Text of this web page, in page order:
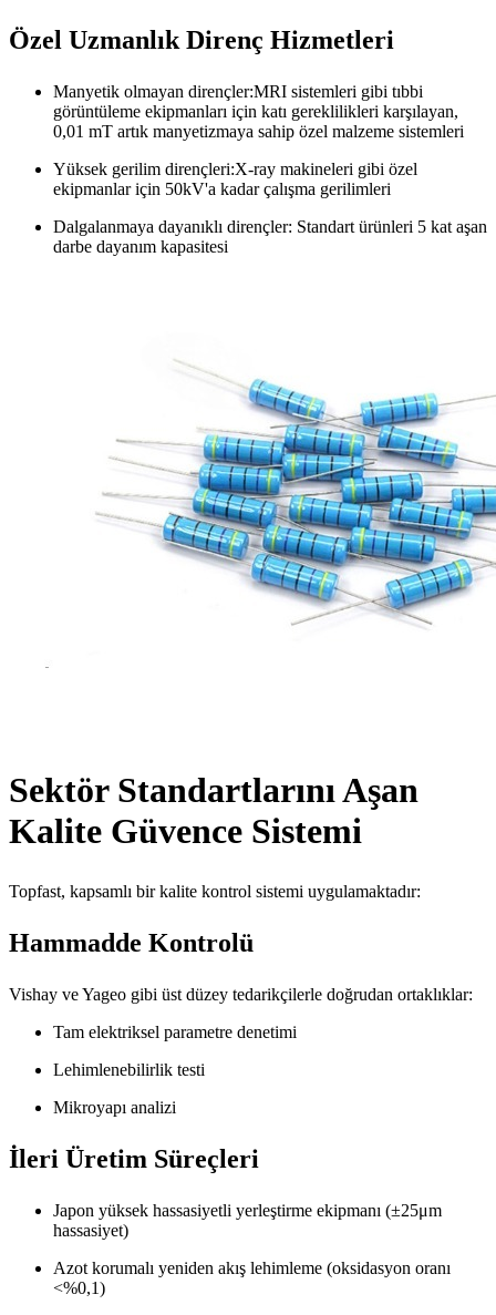
Özel Uzmanlık Direnç Hizmetleri
Manyetik olmayan dirençler:MRI sistemleri gibi tıbbi
görüntüleme ekipmanları için katı gereklilikleri karşılayan,
0,01 mT artık manyetizmaya sahip özel malzeme sistemleri
Yüksek gerilim dirençleri:X-ray makineleri gibi özel
ekipmanlar için 50kV'a kadar çalışma gerilimleri
Dalgalanmaya dayanıklı dirençler: Standart ürünleri 5 kat aşan
darbe dayanım kapasitesi
Sektör Standartlarını Aşan
Kalite Güvence Sistemi
Topfast, kapsamlı bir kalite kontrol sistemi uygulamaktadır:
Hammadde Kontrolü
Vishay ve Yageo gibi üst düzey tedarikçilerle doğrudan ortaklıklar:
Tam elektriksel parametre denetimi
Lehimlenebilirlik testi
Mikroyapı analizi
İleri Üretim Süreçleri
Japon yüksek hassasiyetli yerleştirme ekipmanı (±25μm
hassasiyet)
Azot korumalı yeniden akış lehimleme (oksidasyon oranı
<%0,1)